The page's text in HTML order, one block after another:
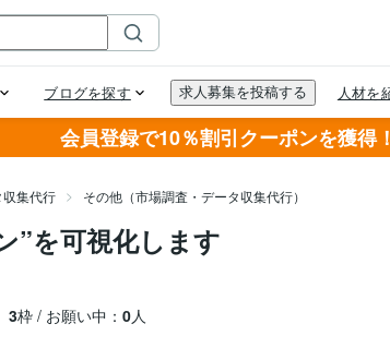
会員登録で10％割引クーポンを獲得！
集代行 その他（市場調査・データ収集代行）
”を可視化します
3枠 / お願い中： 0人